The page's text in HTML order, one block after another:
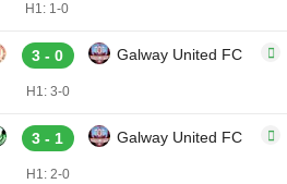
H1: 1-0
3 - 0 Galway United FC
H1: 3-0
3 - 1 Galway United FC
H1: 2-0